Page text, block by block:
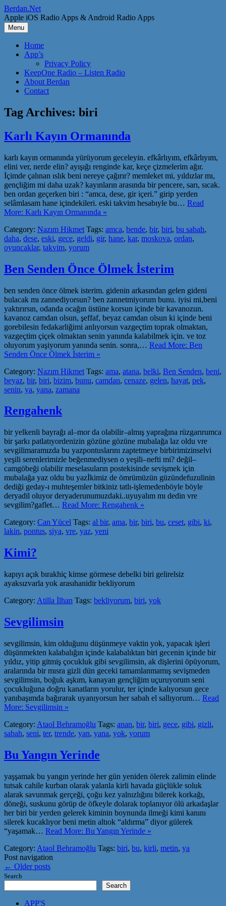
Skip
to
content
Berdan.Net
Apple iOS Radio Apps & Android Radio Apps
Menu
Home
App’s
Privacy Policy
KeepOne Radio – Listen Radio
About Berdan
Contact
Tag Archives: biri
Karlı Kayın Ormanında
karlı kayın ormanında yürüyorum geceleyin. efkârlıyım, efkârlıyım,
elini ver, nerde elin? ayışığı renginde kar, keçe çizmelerim ağır.
İçimde çalınan ıslık beni nereye çağırır? memleket mi, yıldızlar mı,
gençliğim mi daha uzak? kayınların arasında bir pencere, sarı, sıcak.
ben ordan geçerken biri : “amca, dese, gir içeri.” girip yerden
selâmlasam hane içindekileri. eski takvim hesabıyle bu… Read
More: Karlı Kayın Ormanında »
Category: Nazım Hikmet Tags: amca, bende, bir, biri, bu sabah,
daha, dese, eski, gece, geldi, gir, hane, kar, moskova, ordan,
oyuncaklar, takvim, yorum
Ben Senden Önce Ölmek İsterim
ben senden önce ölmek isterim. gidenin arkasından gelen gideni
bulacak mı zannediyorsun? ben zannetmiyorum bunu. iyisi mi,beni
yaktırırsın, odanda ocağın üstüne korsun içinde bir kavanozun.
kavanoz camdan olsun, şeffaf, beyaz camdan olsun ki içinde beni
gorebilesin fedakarliğimi anlıyorsun vazgeçtim toprak olmaktan,
vazgeçtim çiçek olmaktan senin yanında kalabilmek için. ve toz
oluyorum yaşiyorum yanında senin. sonra,… Read More: Ben
Senden Önce Ölmek İsterim »
Category: Nazım Hikmet Tags: ama, atana, belki, Ben Senden, beni,
beyaz, bir, biri, bizim, bunu, camdan, cenaze, gelen, hayat, pek,
senin, ya, yana, zamana
Rengahenk
bir yelkenli bayrağı al–mor da olabilir–almış yaprağına rüzgarırumca
bir şarkı patlatıyordenizin gözüne gözüne mubalağa laz oldu vre
sevgilimaramızda bu yazpontuslarını zaptetmeye birbirimizinselvi
yeşili serenlerimizle beğenmediysen o yeşili–nefti mi? değil–
camgöbeği olabilir meselasuların postekisinde sevişmek için
mubalağa yaz oldu bu yazİkimiz de ömrümüzün güzündefuzulinin
dediği geday-ı muhteşemler bitkiniz tatlı-işlemedenböyle böyle
deryadil oluyor deryaderunumuzdaki..uyuyalım mı dedin vre
sevgilim?gaflet… Read More: Rengahenk »
Category: Can Yücel Tags: al bir, ama, bir, biri, bu, ceset, gibi, ki,
lakin, pontus, siya, vre, yaz, yeni
Kimi?
kapıyı açık bırakhiç kimse görmese debelki biri gelirelsiz
ayaksızvarla yok arasıhanidir bekliyorum
Category: Atilla İlhan Tags: bekliyorum, biri, yok
Sevgilimsin
sevgilimsin, kim olduğunu düşünmeye vaktin yok, yapacak işleri
düşünmekten kalabalığın içinde kalabalıktan biri gecenin içinde bir
yıldız, yitip gitmiş çocukluk gibi sevgilimsin, ak dişlerini öpüyorum,
aralarında bir mısra gizli dün geceki tamamlanmamış sevişmeden
sevgilimsin, boğuk aşkım, kanayan gençliğim uçuruyorum seni
çocukluğuna doğru kanatların yorulur, ter içinde kalıyorsun gece
yanıbaşımda bağırarak uyanıyorsun her sabah el sallıyorum… Read
More: Sevgilimsin »
Category: Ataol Behramoğlu Tags: anan, bir, biri, gece, gibi, gizli,
sabah, seni, ter, trende, yan, yana, yok, yorum
Bu Yangın Yerinde
yaşşamak bu yangın yerinde her gün yeniden ölerek zalimin elinde
tutsak cahile kurban olarak yalanla kirli havada güçlükle soluk
alarak savunmak gerçeği, çoğu kez yalnızlığını bilerek korkağı,
döneği, suskunu görüp de öfkeyle dolarak toplanıyor ölü arkadaşlar
her biri bir yerden gelerek kiminin boynunda ilmeği kimi kanını
silerek kucaklıyor beni metin altıok “aldırma” diyor gülerek
“yaşamak… Read More: Bu Yangın Yerinde »
Category: Ataol Behramoğlu Tags: biri, bu, kirli, metin, ya
Post navigation
← Older posts
Search
Search
APP'S